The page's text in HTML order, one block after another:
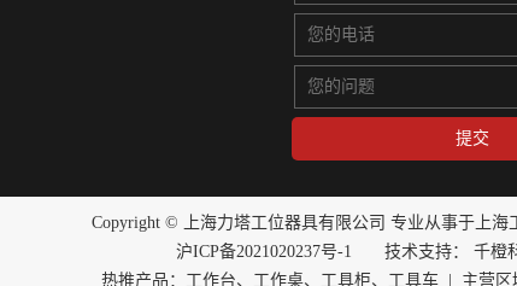
Copyright © 上海力塔工位器具有限公司 专业从事于上海
沪ICP备2021020237号-1
技术支持： 千橙
热推产品：工作台、工作桌、工具柜、工具车| 主营区